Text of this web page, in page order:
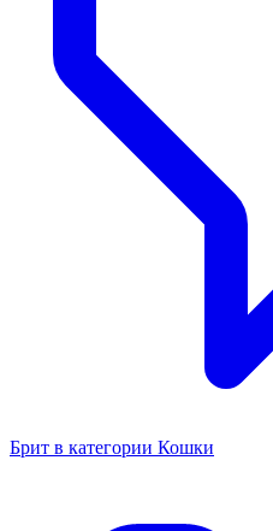
Брит в категории Кошки